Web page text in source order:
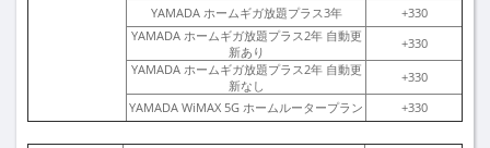
YAMADA ホームギガ放題プラス3年
+330
YAMADA ホームギガ放題プラス2年 自動更
新あり
+330
YAMADA ホームギガ放題プラス2年 自動更
新なし
+330
YAMADA WiMAX 5G ホームルータープラン
+330